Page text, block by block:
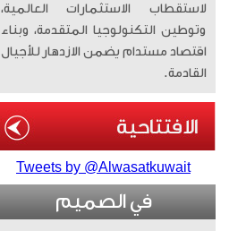
لاستقطاب الاستثمارات العالمية،
وتوطين التكنولوجيا المتقدمة، وبناء
اقتصاد مستدام يضمن الازدهار للأجيال
القادمة.
Tweets by @Alwasatkuwait
في الصميم